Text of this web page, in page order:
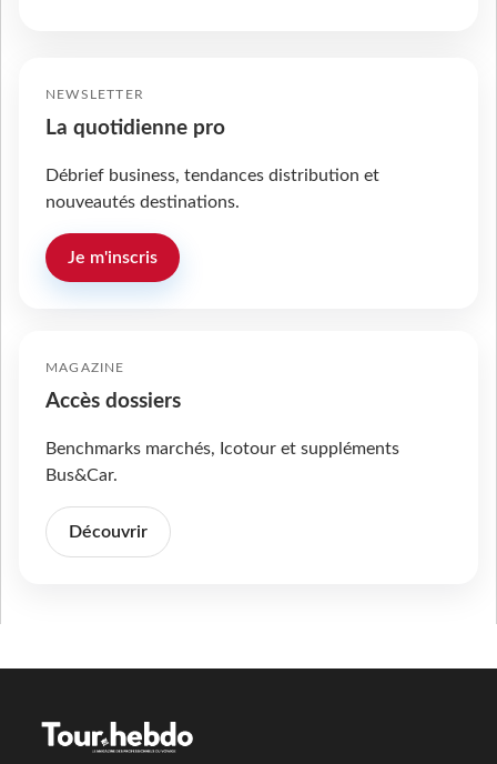
NEWSLETTER
La quotidienne pro
Débrief business, tendances distribution et
nouveautés destinations.
Je m'inscris
MAGAZINE
Accès dossiers
Benchmarks marchés, Icotour et suppléments
Bus&Car.
Découvrir